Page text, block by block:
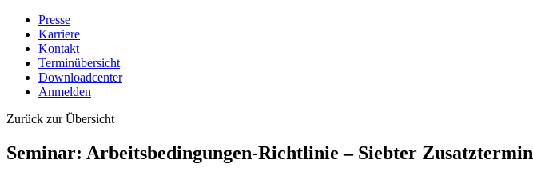
Presse
Karriere
Kontakt
Terminübersicht
Downloadcenter
Anmelden
Zurück zur Übersicht
Seminar: Arbeitsbedingungen-Richtlinie – Siebter Zusatztermin